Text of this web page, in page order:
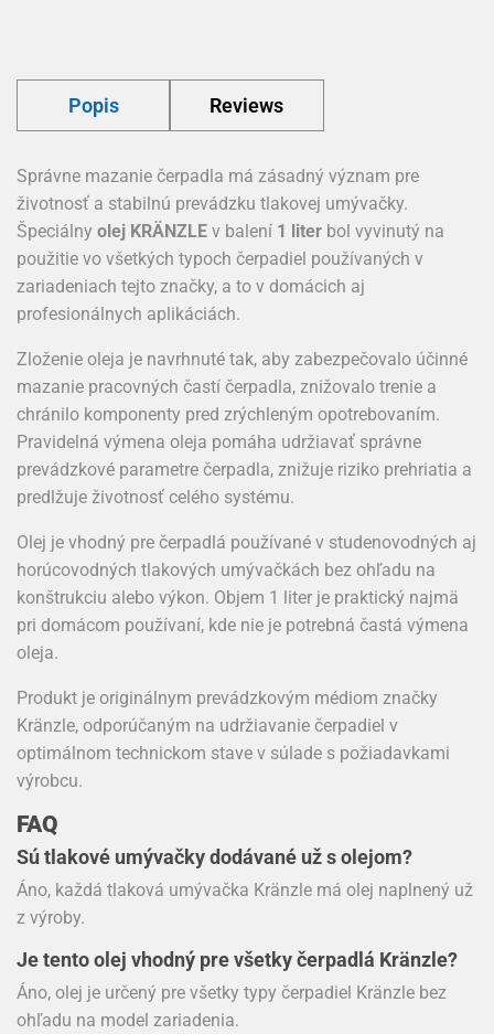
Popis Reviews
Správne mazanie čerpadla má zásadný význam pre
životnosť a stabilnú prevádzku tlakovej umývačky.
Špeciálny olej KRÄNZLE v balení 1 liter bol vyvinutý na
použitie vo všetkých typoch čerpadiel používaných v
zariadeniach tejto značky, a to v domácich aj
profesionálnych aplikáciách.
Zloženie oleja je navrhnuté tak, aby zabezpečovalo účinné
mazanie pracovných častí čerpadla, znižovalo trenie a
chránilo komponenty pred zrýchleným opotrebovaním.
Pravidelná výmena oleja pomáha udržiavať správne
prevádzkové parametre čerpadla, znižuje riziko prehriatia a
predlžuje životnosť celého systému.
Olej je vhodný pre čerpadlá používané v studenovodných aj
horúcovodných tlakových umývačkách bez ohľadu na
konštrukciu alebo výkon. Objem 1 liter je praktický najmä
pri domácom používaní, kde nie je potrebná častá výmena
oleja.
Produkt je originálnym prevádzkovým médiom značky
Kränzle, odporúčaným na udržiavanie čerpadiel v
optimálnom technickom stave v súlade s požiadavkami
výrobcu.
FAQ
Sú tlakové umývačky dodávané už s olejom?
Áno, každá tlaková umývačka Kränzle má olej naplnený už
z výroby.
Je tento olej vhodný pre všetky čerpadlá Kränzle?
Áno, olej je určený pre všetky typy čerpadiel Kränzle bez
ohľadu na model zariadenia.